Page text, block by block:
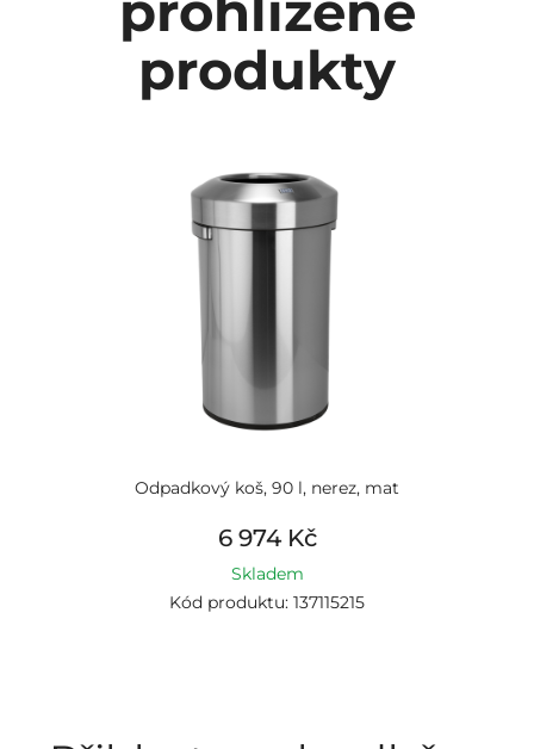
produkty
Odpadkový koš, 90 l, nerez, mat
6 974 Kč
Skladem
Kód produktu: 137115215